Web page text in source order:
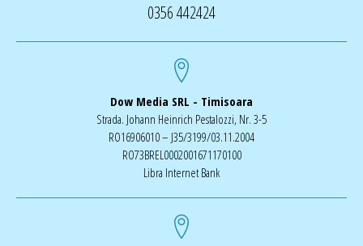
0356 442424
Dow Media SRL - Timisoara
Strada. Johann Heinrich Pestalozzi, Nr. 3-5
RO16906010 – J35/3199/03.11.2004
RO73BREL0002001671170100
Libra Internet Bank